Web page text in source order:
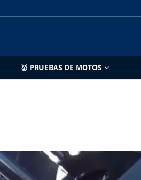
🥇 PRUEBAS DE MOTOS